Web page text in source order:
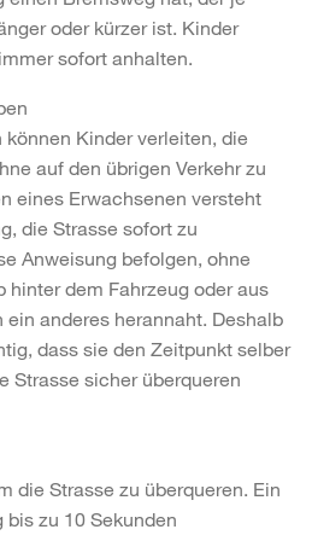
oder kürzer ist. Kinder
sofort anhalten.
Kinder verleiten, die
auf den übrigen Verkehr zu
eines Erwachsenen versteht
die Strasse sofort zu
Anweisung befolgen, ohne
hinter dem Fahrzeug oder aus
anderes herannaht. Deshalb
dass sie den Zeitpunkt selber
Strasse sicher überqueren
die Strasse zu überqueren. Ein
zu 10 Sekunden